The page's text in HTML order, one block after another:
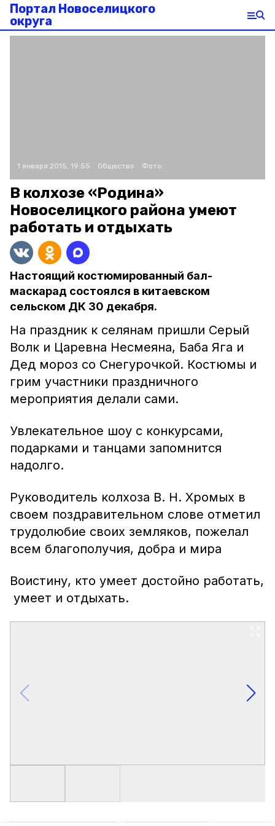
Портал Новоселицкого
округа
1 января 2015, 19:55 Общество Фото:
В колхозе «Родина»
Новоселицкого района умеют
работать и отдыхать
Настоящий костюмированный бал-
маскарад состоялся в китаевском
сельском ДК 30 декабря.
На праздник к селянам пришли Серый
Волк и Царевна Несмеяна, Баба Яга и
Дед мороз со Снегурочкой. Костюмы и
грим участники праздничного
мероприятия делали сами.
Увлекательное шоу с конкурсами,
подарками и танцами запомнится
надолго.
Руководитель колхоза В. Н. Хромых в
своем поздравительном слове отметил
трудолюбие своих земляков, пожелал
всем благополучия, добра и мира
Воистину, кто умеет достойно работать,
умеет и отдыхать.